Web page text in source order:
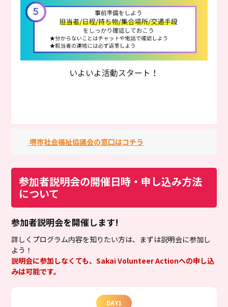
堺市社会福祉協議会の窓口はコチラ
参加者説明会の開催日時・申し込み方法
について
参加者説明会を開催します!
詳しくプログラム内容を知りたい方は、まずは説明会に参加し
よう！
説明会に参加しなくても、Sakai Volunteer Actionへの申し込
みは可能です。
DAY1